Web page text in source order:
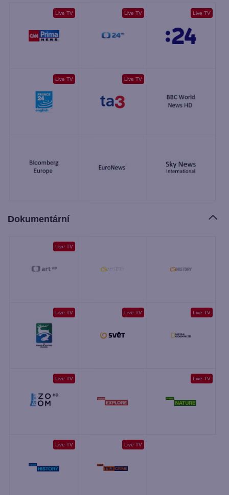
Live TV Live TV Live TV
Live TV Live TV
Dokumentární
Live TV
Live TV Live TV Live TV
Live TV Live TV
Live TV Live TV